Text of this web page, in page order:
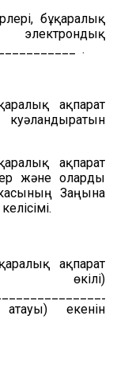
бұқаралық
.
ақпарат
ақпарат
және оларды
Заңына
ақпарат
екенін